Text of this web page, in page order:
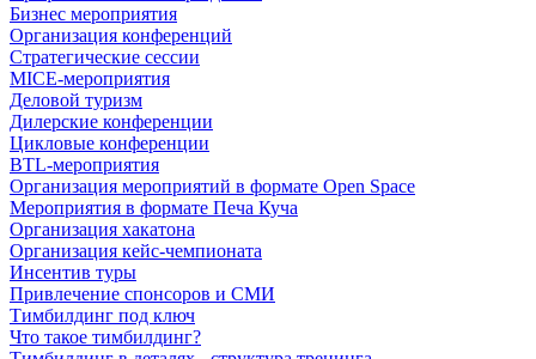
Бизнес мероприятия
Организация конференций
Стратегические сессии
MICE-мероприятия
Деловой туризм
Дилерские конференции
Цикловые конференции
BTL-мероприятия
Организация мероприятий в формате Open Space
Мероприятия в формате Печа Куча
Организация хакатона
Организация кейс-чемпионата
Инсентив туры
Привлечение спонсоров и СМИ
Тимбилдинг под ключ
Что такое тимбилдинг?